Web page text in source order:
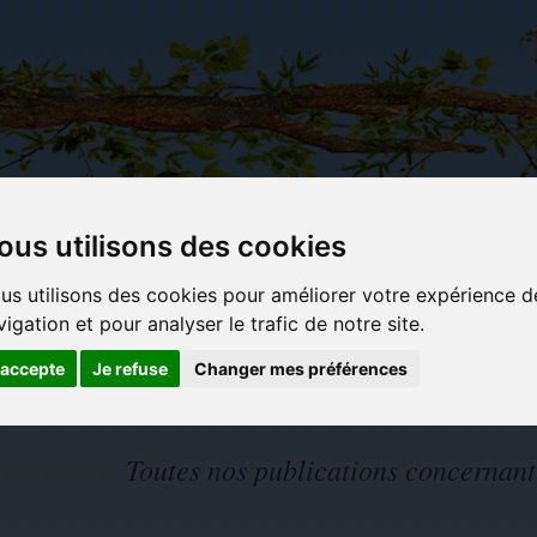
utilisons des cookies
utilisons des cookies pour améliorer votre expérience
et pour analyser le trafic de notre site.
Je refuse Changer mes préférences
manuelles,
détente et
jeux
cadeaux
originaux
Du
Toutes nos publications